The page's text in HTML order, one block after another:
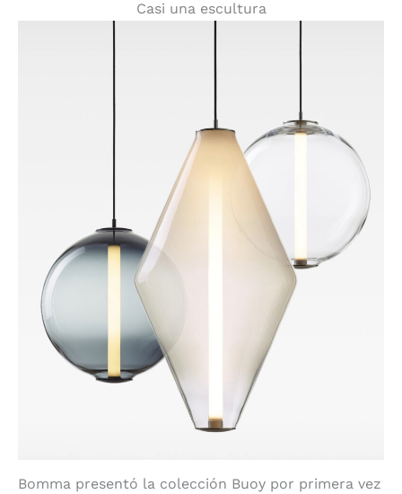
Casi una escultura
Bomma presentó la colección Buoy por primera vez